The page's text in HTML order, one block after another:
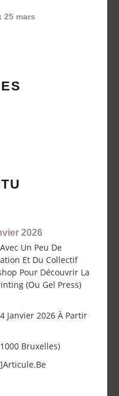
25 mars
2026
Un Peu De
Et Du Collectif
Pour Découvrir La
(ou Gel Press)
Janvier 2026 À Partir
Bruxelles)